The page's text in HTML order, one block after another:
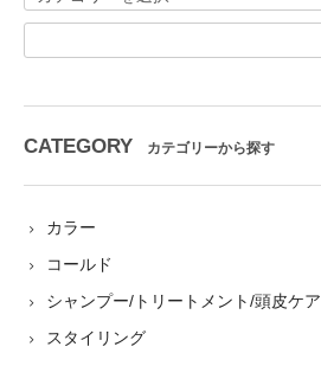
CATEGORY カテゴリーから探す
カラー
コールド
シャンプー/トリートメント/頭皮ケア
スタイリング